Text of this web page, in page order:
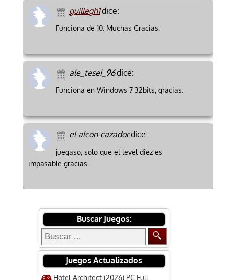
guillegh1dice:
Funciona de 10. Muchas Gracias.
ale_tesei_96dice:
Funciona en Windows 7 32bits, gracias.
el-alcon-cazadordice:
juegaso, solo que el level diez es
impasable gracias.
Buscar Juegos:
Juegos Actualizados
Hotel Architect (2026) PC Full